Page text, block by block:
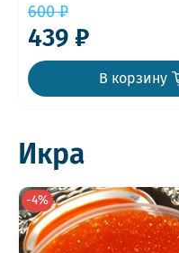
600 ₽
439 ₽
В корзину
Икра
-4%